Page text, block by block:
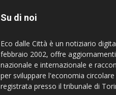
Su di noi
Eco dalle Città è un notiziario
febbraio 2002, offre
nazionale e internazionale e
per sviluppare l'economia
registrata presso il tribunale di